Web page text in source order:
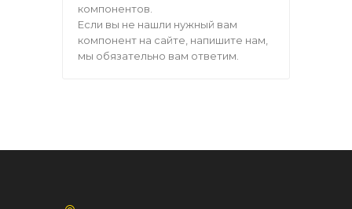
компонентов.
Если вы не нашли нужный вам
компонент на сайте, напишите нам,
мы обязательно вам ответим.